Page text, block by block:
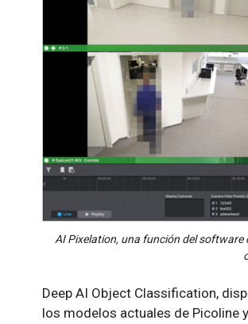
AI Pixelation, una función del software
Deep AI Object Classification,
los modelos actuales de Picoline